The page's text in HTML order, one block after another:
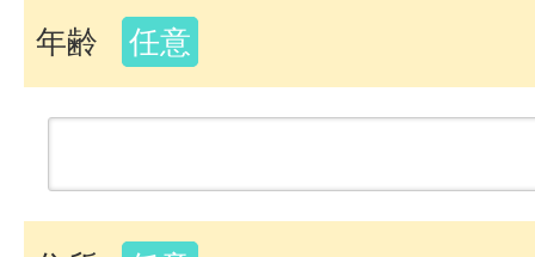
年齢 任意